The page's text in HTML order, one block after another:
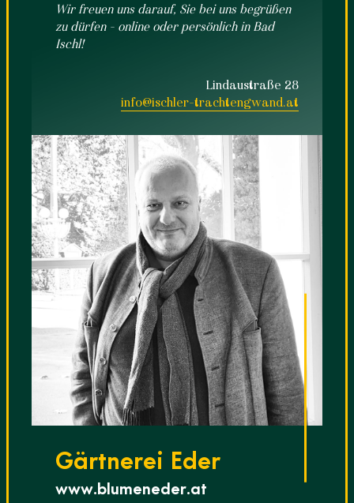
Wir freuen uns darauf, Sie bei uns begrüßen
zu dürfen – online oder persönlich in Bad
Ischl!
Lindaustraße 28
info@ischler-trachtengwand.at
Gärtnerei Eder
www.blumeneder.at